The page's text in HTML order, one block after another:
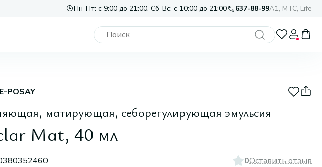
Пн-Пт: с 9:00 до 21:00. Сб-Вс: с 10:00 до 21:00 637-88-99A1, МТС, Life
POSAY
матирующая, себорегулирующая эмульсия
Mat, 40 мл
0Оставить отзыв